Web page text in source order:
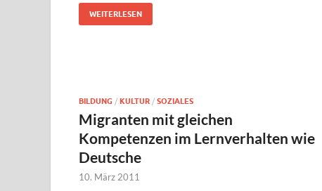
WEITERLESEN
BILDUNG / KULTUR / SOZIALES
Migranten mit gleichen
Kompetenzen im Lernverhalten wie
Deutsche
10. März 2011